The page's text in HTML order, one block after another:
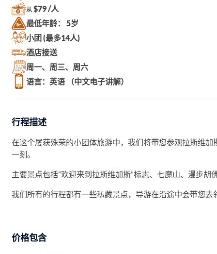
从 $79 /人
最低年龄： 5岁
小团 (最多14人)
酒店接送
周一、周三、周六
语言：英语 （中文电子讲解）
行程描述
在这个屡获殊荣的小团体旅游中，我们将带您参观拉斯维
一刻。
主要景点包括”欢迎来到拉斯维加斯”标志、七魔山、漫步胡
我们所有的行程都有一些私藏景点，导游在沿途中会带您
价格包含